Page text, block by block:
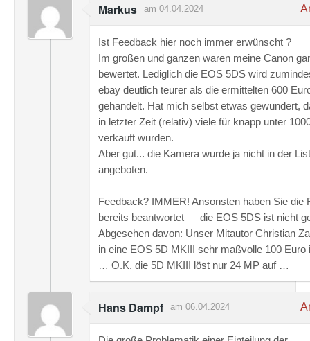
Markus am 04.04.2024
Ist Feedback hier noch immer erwünscht ?
Im großen und ganzen waren meine Canon
bewertet. Lediglich die EOS 5DS wird
ebay deutlich teurer als die ermittelten 600
gehandelt. Hat mich selbst etwas gewundert,
in letzter Zeit (relativ) viele für knapp unter
verkauft wurden.
Aber gut... die Kamera wurde ja nicht in der
angeboten.
Feedback? IMMER! Ansonsten haben Sie die
bereits beantwortet — die EOS 5DS ist nicht
Abgesehen davon: Unser Mitautor Christian
in eine EOS 5D MKIII sehr maßvolle 100 Euro
… O.K. die 5D MKIII löst nur 24 MP auf …
Hans Dampf am 06.04.2024